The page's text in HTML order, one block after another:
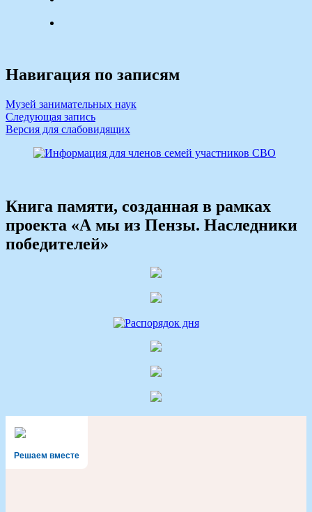
Навигация по записям
Музей занимательных наук
Следующая запись
Версия для слабовидящих
Книга памяти, созданная в рамках
проекта «А мы из Пензы. Наследники
победителей»
Решаем вместе